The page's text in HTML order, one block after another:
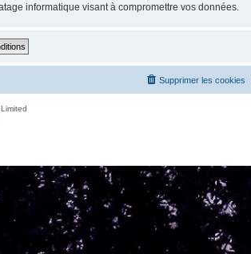
informatique visant à compromettre vos données.
Supprimer les cookies